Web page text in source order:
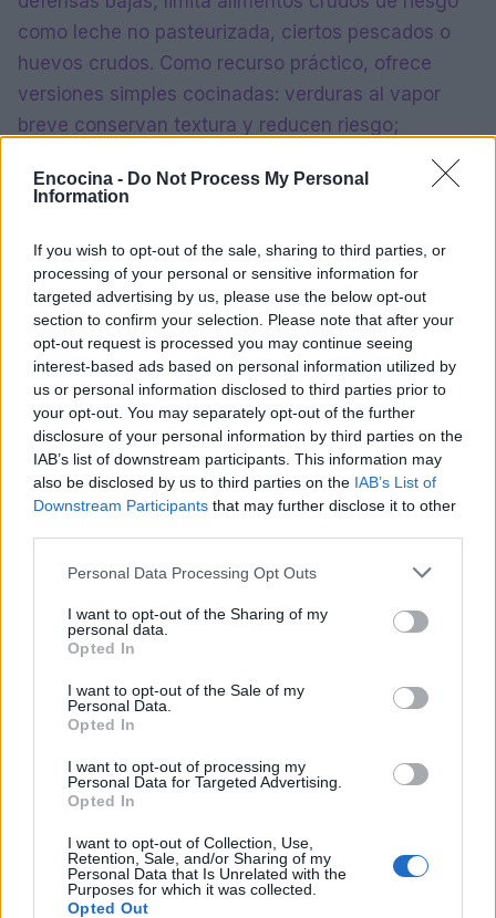
Encocina - Do Not Process My Personal
Information
If you wish to opt-out of the sale, sharing to third parties, or
processing of your personal or sensitive information for
targeted advertising by us, please use the below opt-out
section to confirm your selection. Please note that after your
opt-out request is processed you may continue seeing
interest-based ads based on personal information utilized by
us or personal information disclosed to third parties prior to
your opt-out. You may separately opt-out of the further
disclosure of your personal information by third parties on the
IAB’s list of downstream participants. This information may
also be disclosed by us to third parties on the IAB’s List of
Downstream Participants that may further disclose it to other
Please note that this website/app uses one or more Google
not limited to your visit or usage behaviour. You may click to
grant or deny consent to Google and its third-party tags to
use your data for below specified purposes in below Google
consent section.
Personal Data Processing Opt Outs
I want to opt-out of the Sharing of my
personal data.
Opted In
I want to opt-out of the Sale of my
Personal Data.
Opted In
I want to opt-out of processing my
Personal Data for Targeted Advertising.
Opted In
I want to opt-out of Collection, Use,
Retention, Sale, and/or Sharing of my
Personal Data that Is Unrelated with the
Purposes for which it was collected.
Opted Out
como leche no pasteurizada, ciertos pescados o
huevos crudos. Como recurso práctico, ofrece
versiones simples cocinadas: verduras al vapor
breve conservan textura y reducen riesgo;
pescados sellados mantienen jugosidad con menor
exposición.
diferencia. Un utensilio limpio, una buena secada y
una separación clara entre alimentos reducen
incidentes. Come variado, observa olores y
texturas, y si algo genera duda, mejor cocinarlo.
Estas decisiones sencillas permiten disfrutar de las
ventajas de los alimentos crudos sin
comprometer laseguridad alimentariani el valor
nutricional.
AUTOR
Diego Romero
Diego Romero trabajó en cocinas de Madrid y
Sevilla durante quince años antes de pasar al
recetas tradicionales reinterpretadas.